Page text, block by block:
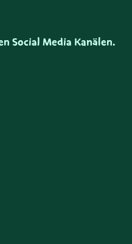
Social Media Kanälen.